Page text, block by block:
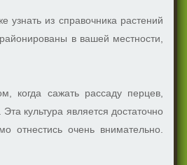
из справочника растений
в вашей местности,
когда сажать рассаду перцев,
культура является достаточно
отнестись очень внимательно.